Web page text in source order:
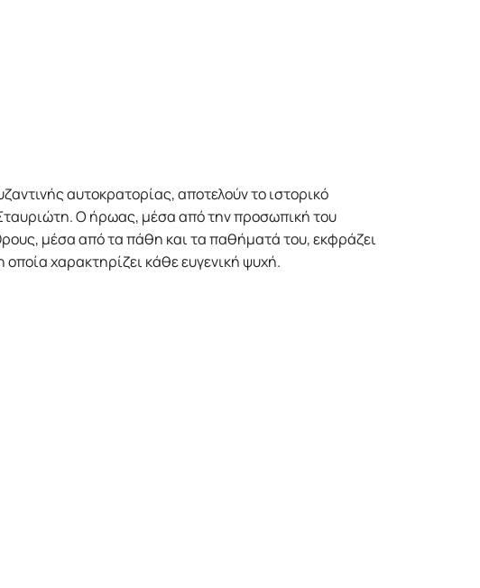
αυτοκρατορίας, αποτελούν το ιστορικό
O ήρωας, μέσα από την προσωπική του
μέσα από τα πάθη και τα παθήματά του, εκφράζει
χαρακτηρίζει κάθε ευγενική ψυχή.